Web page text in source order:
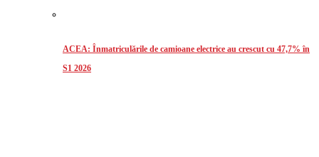
ACEA: Înmatriculările de camioane electrice au crescut cu 47,7% în
S1 2026